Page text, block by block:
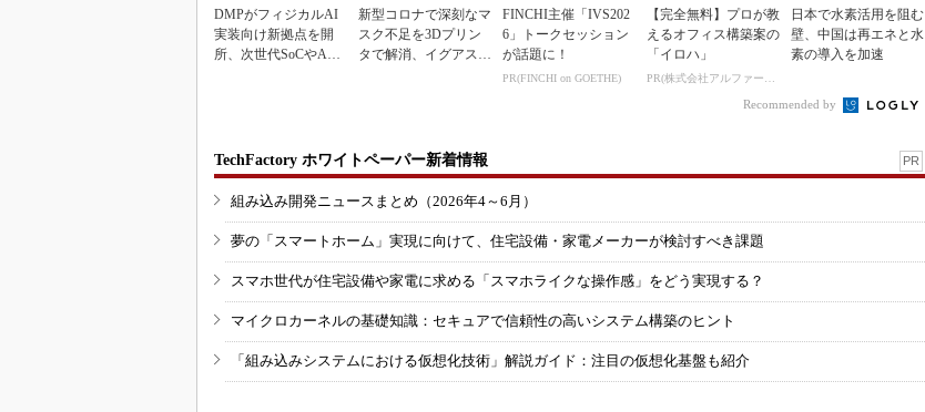
DMPがフィジカルAI
実装向け新拠点を開
所、次世代SoCやAM
新型コロナで深刻なマ
スク不足を3Dプリン
タで解消、イグアスが
FINCHI主催「IVS202
6」トークセッション
が話題に！
PR(FINCHI on GOETHE)
【完全無料】プロが教
えるオフィス構築案の
「イロハ」
PR(株式会社アルファーテクノ)
日本で水素活用を阻む
壁、中国は再エネと水
素の導入を加速
Recommended by
TechFactory ホワイトペーパー新着情報 PR
組み込み開発ニュースまとめ（2026年4～6月）
夢の「スマートホーム」実現に向けて、住宅設備・家電メーカーが検討すべき課題
スマホ世代が住宅設備や家電に求める「スマホライクな操作感」をどう実現する？
マイクロカーネルの基礎知識：セキュアで信頼性の高いシステム構築のヒント
「組み込みシステムにおける仮想化技術」解説ガイド：注目の仮想化基盤も紹介